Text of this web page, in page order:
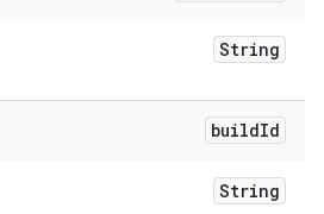
String
buildId
String